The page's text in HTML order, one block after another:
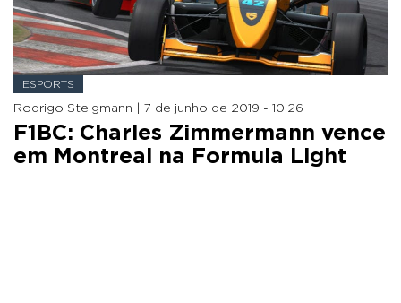
ESPORTS
Rodrigo Steigmann | 7 de junho de 2019 - 10:26
F1BC: Charles Zimmermann vence
em Montreal na Formula Light